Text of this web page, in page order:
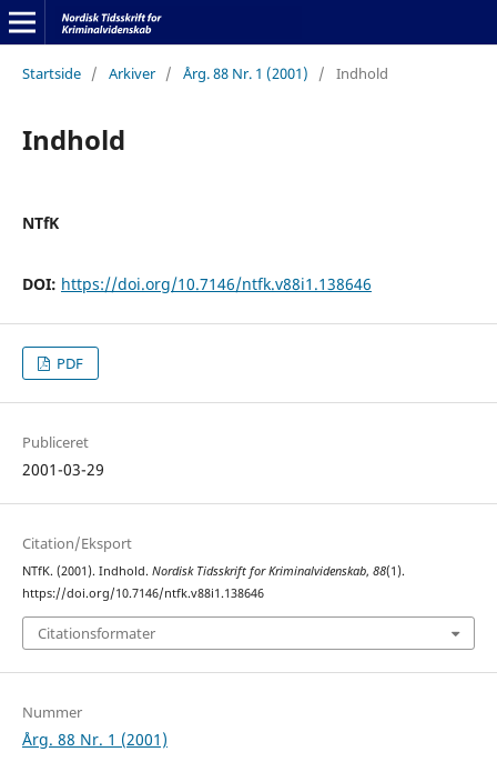
Startside / Arkiver / Årg. 88 Nr. 1 (2001) / Indhold
Indhold
NTfK
DOI: https://doi.org/10.7146/ntfk.v88i1.138646
PDF
Publiceret
2001-03-29
Citation/Eksport
NTfK. (2001). Indhold. Nordisk Tidsskrift for Kriminalvidenskab, 88(1).
https://doi.org/10.7146/ntfk.v88i1.138646
Citationsformater
Nummer
Årg. 88 Nr. 1 (2001)